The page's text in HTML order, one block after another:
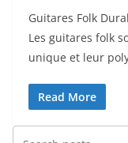
Guitares Folk
Les guitares folk
unique et leur
Read More